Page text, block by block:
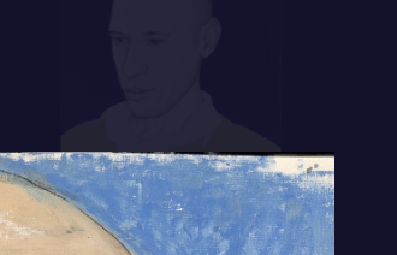
op het programma, met
’t Hart.
opnieuw op tv te zien